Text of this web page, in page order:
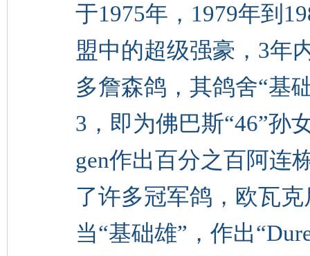
于1975年，1979年到
盟中的超级强豪，3年
多詹森鸽，其鸽舍“基
3，即为佛巴斯“46”孙
gen作出百分之百阿连
了许多冠军鸽，欧瓦克
当“基础雄”，作出